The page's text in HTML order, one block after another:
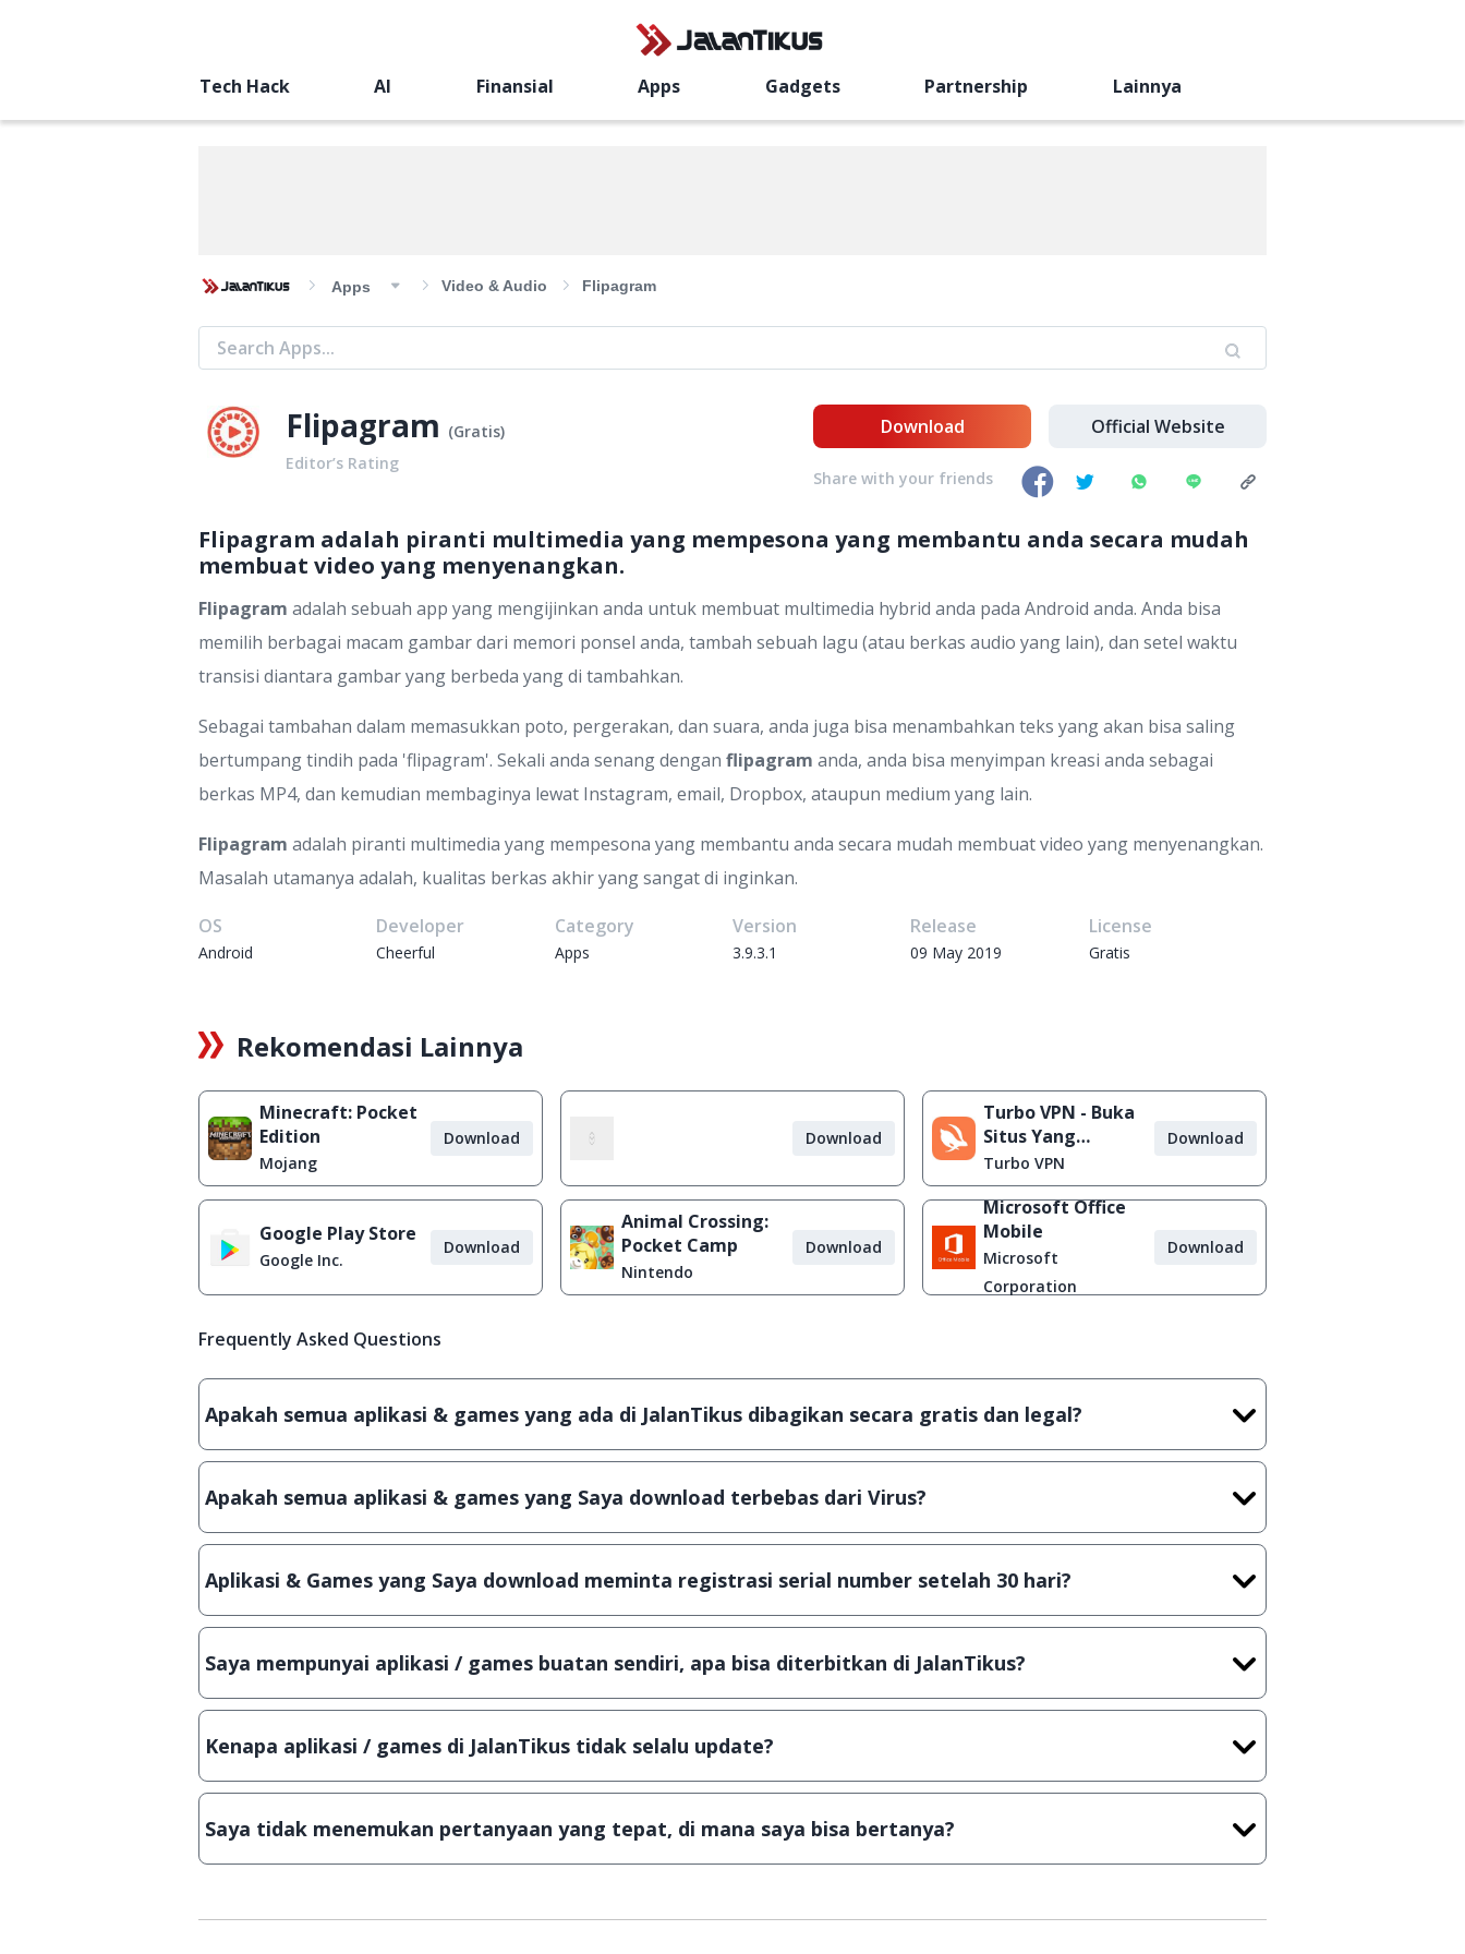
Tech Hack AI Finansial Apps Gadgets Partnership Lainnya
Apps Video & Audio Flipagram
Flipagram (Gratis)
Editor’s Rating
Flipagram adalah piranti multimedia yang mempesona yang membantu anda secara mudah
membuat video yang menyenangkan.
Flipagram adalah sebuah app yang mengijinkan anda untuk membuat multimedia hybrid anda pada Android anda. Anda bisa
memilih berbagai macam gambar dari memori ponsel anda, tambah sebuah lagu (atau berkas audio yang lain), dan setel waktu
transisi diantara gambar yang berbeda yang di tambahkan.
Sebagai tambahan dalam memasukkan poto, pergerakan, dan suara, anda juga bisa menambahkan teks yang akan bisa saling
bertumpang tindih pada 'flipagram'. Sekali anda senang dengan flipagram anda, anda bisa menyimpan kreasi anda sebagai
berkas MP4, dan kemudian membaginya lewat Instagram, email, Dropbox, ataupun medium yang lain.
Flipagram adalah piranti multimedia yang mempesona yang membantu anda secara mudah membuat video yang menyenangkan.
Masalah utamanya adalah, kualitas berkas akhir yang sangat di inginkan.
OS
Android
Developer
Cheerful
Category
Apps
Version
3.9.3.1
Release
09 May 2019
License
Gratis
Download Official Website
Share with your friends
Rekomendasi Lainnya
Minecraft: Pocket
Edition
Mojang
Download Download
Turbo VPN - Buka
Situs Yang
Diblokir
Turbo VPN
Download
Google Play Store
Google Inc.
Download
Animal Crossing:
Pocket Camp
Nintendo
Download
Microsoft Office
Mobile
Microsoft
Corporation
Download
Frequently Asked Questions
Apakah semua aplikasi & games yang ada di JalanTikus dibagikan secara gratis dan legal?
Ya, JalanTikus hanya membagikan aplikasi & games yang gratis (Freeware) dan legal, dalam artian tidak (bajakan) hasil crack,
Apakah semua aplikasi & games yang Saya download terbebas dari Virus?
Ya, JalanTikus selalu melakukan scanning dengan 3 jenis Antivirus (Kaspersky, AVG & Avast) sebelum menerbitkan suatu
Aplikasi & Games yang Saya download meminta registrasi serial number setelah 30 hari?
Meskipun dibagikan secara gratis, namun ada beberapa aplikasi & games yang dibagikan secara Shareware, dalam arti hanya
Saya mempunyai aplikasi / games buatan sendiri, apa bisa diterbitkan di JalanTikus?
Tentu saja bisa. Silahkan kirim email keinfo@jalantikus.comdengan menyertakan Nama Aplikasi/Games, Deskripsi serta
Kenapa aplikasi / games di JalanTikus tidak selalu update?
Demi menjaga kualitas aplikasi dan games yang ada di JalanTikus, hingga saat ini kita masih melakukan upload-download
Saya tidak menemukan pertanyaan yang tepat, di mana saya bisa bertanya?
Kami dengan senang hati menjawab setiap pertanyaan yang masuk. Kirim pertanyaan kamu keinfo@jalantikus.com